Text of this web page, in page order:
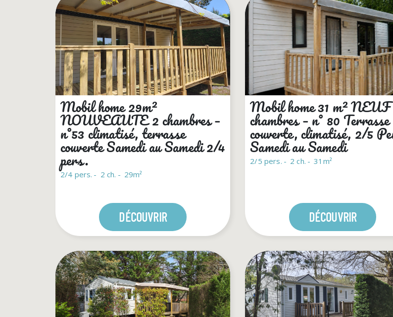
Camping En Chon Les Pins
contact@campingenchonlespins.com
Mobil home 29m²
NOUVEAUTE 2 chambres –
n°53 climatisé, terrasse
couverte Samedi au Samedi 2/4
pers.
2/4 pers. 2 ch. 29m²
DÉCOUVRIR
Mobil home 31 m²
chambres – n° 80 Terrasse
couverte, climatisé, 2/5
Samedi au Samedi
2/5 pers. 2 ch. 31m²
DÉCOUVRIR